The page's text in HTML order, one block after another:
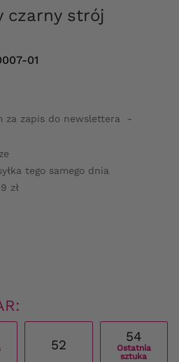
01
za zapis do newslettera -
tego samego dnia
zł
52
54
Ostatnia
sztuka